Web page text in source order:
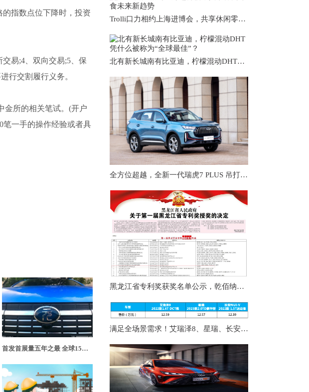
指数点位下降时，投资
易;4、双向交易;5、保
行交割履行义务。
金所的相关笔试。(开户
笔一手的操作经验或者具
首发首展量五年之最 全球15大汽车品牌同台比拼
Trolli口力相约上海进博会，共享休闲零食未来新趋势
北有新长城南有比亚迪，柠檬混动DHT凭什么被称为“全球最佳”？
全方位超越，全新一代瑞虎7 PLUS 吊打本田CR-V
黑龙江省专利奖获奖名单公示，乾佰纳被授予银奖！
满足全场景需求！艾瑞泽8、星瑞、长安UNI-V同台竞技你选谁